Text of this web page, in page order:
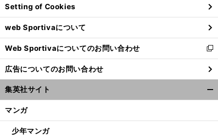
ド
ウ
で
開
く
Setting of Cookies
web Sportivaについて
Web Sportivaについてのお問い合わせ
新
し
い
ウ
ィ
ン
ウ
広告についてのお問い合わせ
集英社サイト
マンガ
少年マンガ